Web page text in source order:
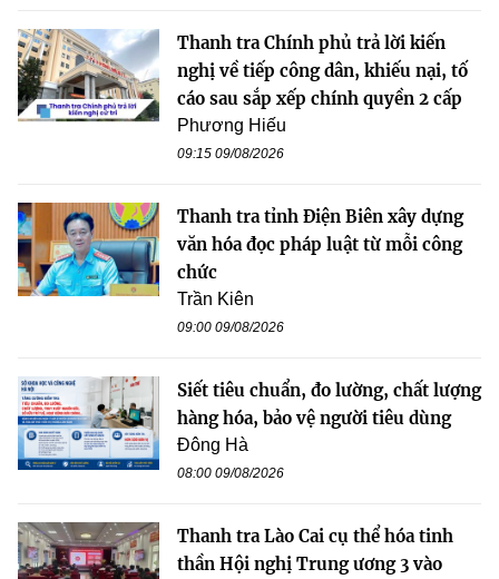
Thanh tra Chính phủ trả lời kiến
nghị về tiếp công dân, khiếu nại, tố
cáo sau sắp xếp chính quyền 2 cấp
Phương Hiếu
09:15 09/08/2026
Thanh tra tỉnh Điện Biên xây dựng
văn hóa đọc pháp luật từ mỗi công
chức
Trần Kiên
09:00 09/08/2026
Siết tiêu chuẩn, đo lường, chất lượng
hàng hóa, bảo vệ người tiêu dùng
Đông Hà
08:00 09/08/2026
Thanh tra Lào Cai cụ thể hóa tinh
thần Hội nghị Trung ương 3 vào